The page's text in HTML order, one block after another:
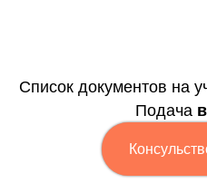
Список документов на
Подача